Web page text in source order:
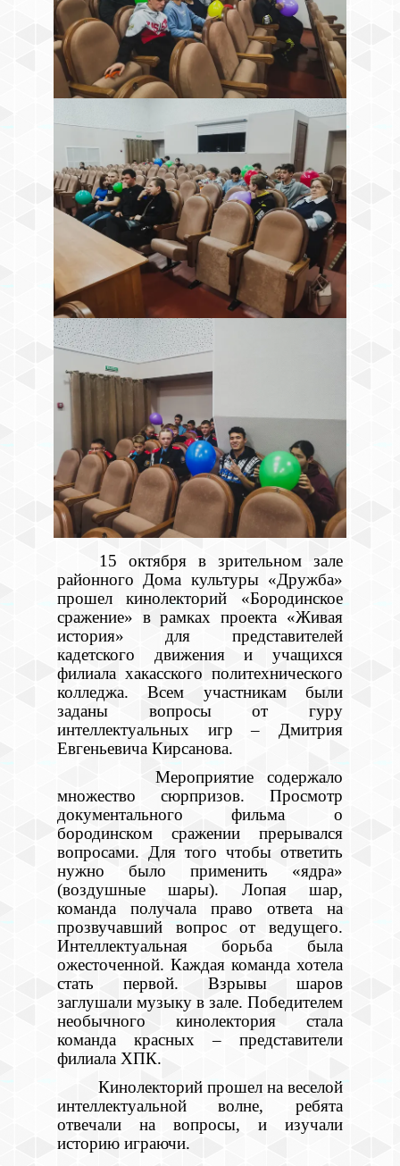
15 октября в зрительном зале
районного Дома культуры «Дружба»
прошел кинолекторий «Бородинское
сражение» в рамках проекта «Живая
история» для представителей
кадетского движения и учащихся
филиала хакасского политехнического
колледжа. Всем участникам были
заданы вопросы от гуру
интеллектуальных игр – Дмитрия
Евгеньевича Кирсанова.
Мероприятие содержало
множество сюрпризов. Просмотр
документального фильма о
бородинском сражении прерывался
вопросами. Для того чтобы ответить
нужно было применить «ядра»
(воздушные шары). Лопая шар,
команда получала право ответа на
прозвучавший вопрос от ведущего.
Интеллектуальная борьба была
ожесточенной. Каждая команда хотела
стать первой. Взрывы шаров
заглушали музыку в зале. Победителем
необычного кинолектория стала
команда красных – представители
филиала ХПК.
Кинолекторий прошел на веселой
интеллектуальной волне, ребята
отвечали на вопросы, и изучали
историю играючи.